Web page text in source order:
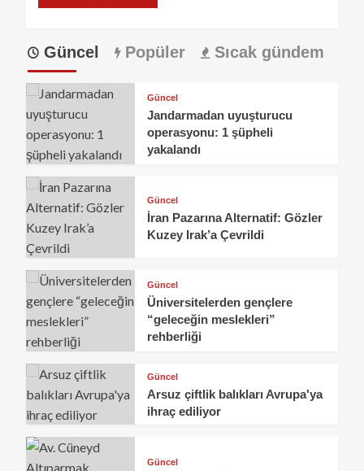
Güncel Popüler Sıcak gündem
Güncel
Jandarmadan uyuşturucu
operasyonu: 1 şüpheli
yakalandı
Güncel
İran Pazarına Alternatif: Gözler
Kuzey Irak’a Çevrildi
Güncel
Üniversitelerden gençlere
“geleceğin meslekleri”
rehberliği
Güncel
Arsuz çiftlik balıkları Avrupa'ya
ihraç ediliyor
Güncel